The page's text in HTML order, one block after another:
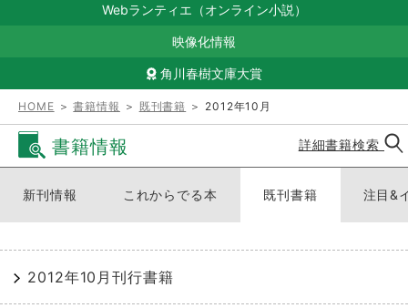
Webランティエ（オンライン小説）
映像化情報
角川春樹文庫大賞
HOME ＞書籍情報 ＞ 既刊書籍 ＞ 2012年10月
書籍情報 詳細書籍検索
新刊情報 これからでる本 既刊書籍 注目&
2012年10月刊行書籍